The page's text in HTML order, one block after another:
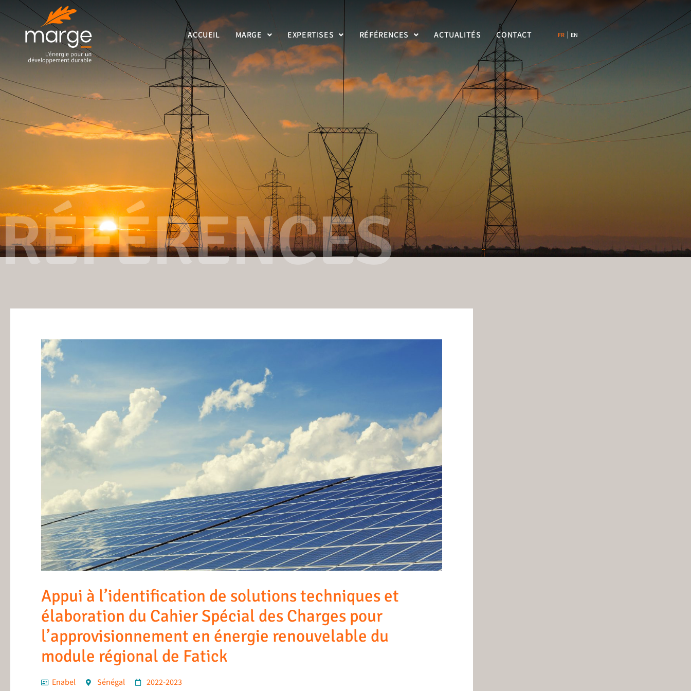
ACCUEIL MARGE EXPERTISES RÉFÉRENCES ACTUALITÉS CONTACT FR EN
RÉFÉRENCES
Appui à l’identification de solutions techniques et
élaboration du Cahier Spécial des Charges pour
l’approvisionnement en énergie renouvelable du
module régional de Fatick
Enabel Sénégal 2022-2023